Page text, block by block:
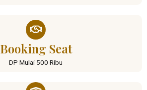
Booking Seat
DP Mulai 500 Ribu